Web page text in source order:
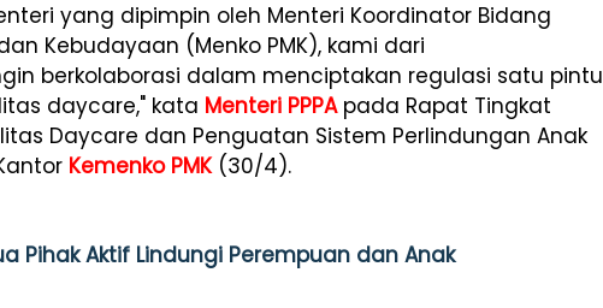
yang dipimpin oleh Menteri Koordinator Bidang
Kebudayaan (Menko PMK), kami dari
berkolaborasi dalam menciptakan regulasi satu pintu
daycare," kata Menteri PPPApada Rapat Tingkat
Daycare dan Penguatan Sistem Perlindungan Anak
Kemenko PMK(30/4).
Pihak Aktif Lindungi Perempuan dan Anak